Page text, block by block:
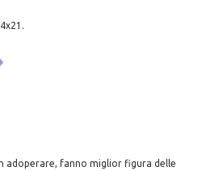
adoperare, fanno miglior figura delle